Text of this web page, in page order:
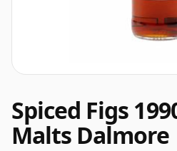
Spiced Figs
Malts Dalmore